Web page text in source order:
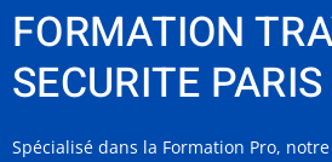
FORMATION
SECURITE PARIS
Spécialisé dans la Formation Pro,